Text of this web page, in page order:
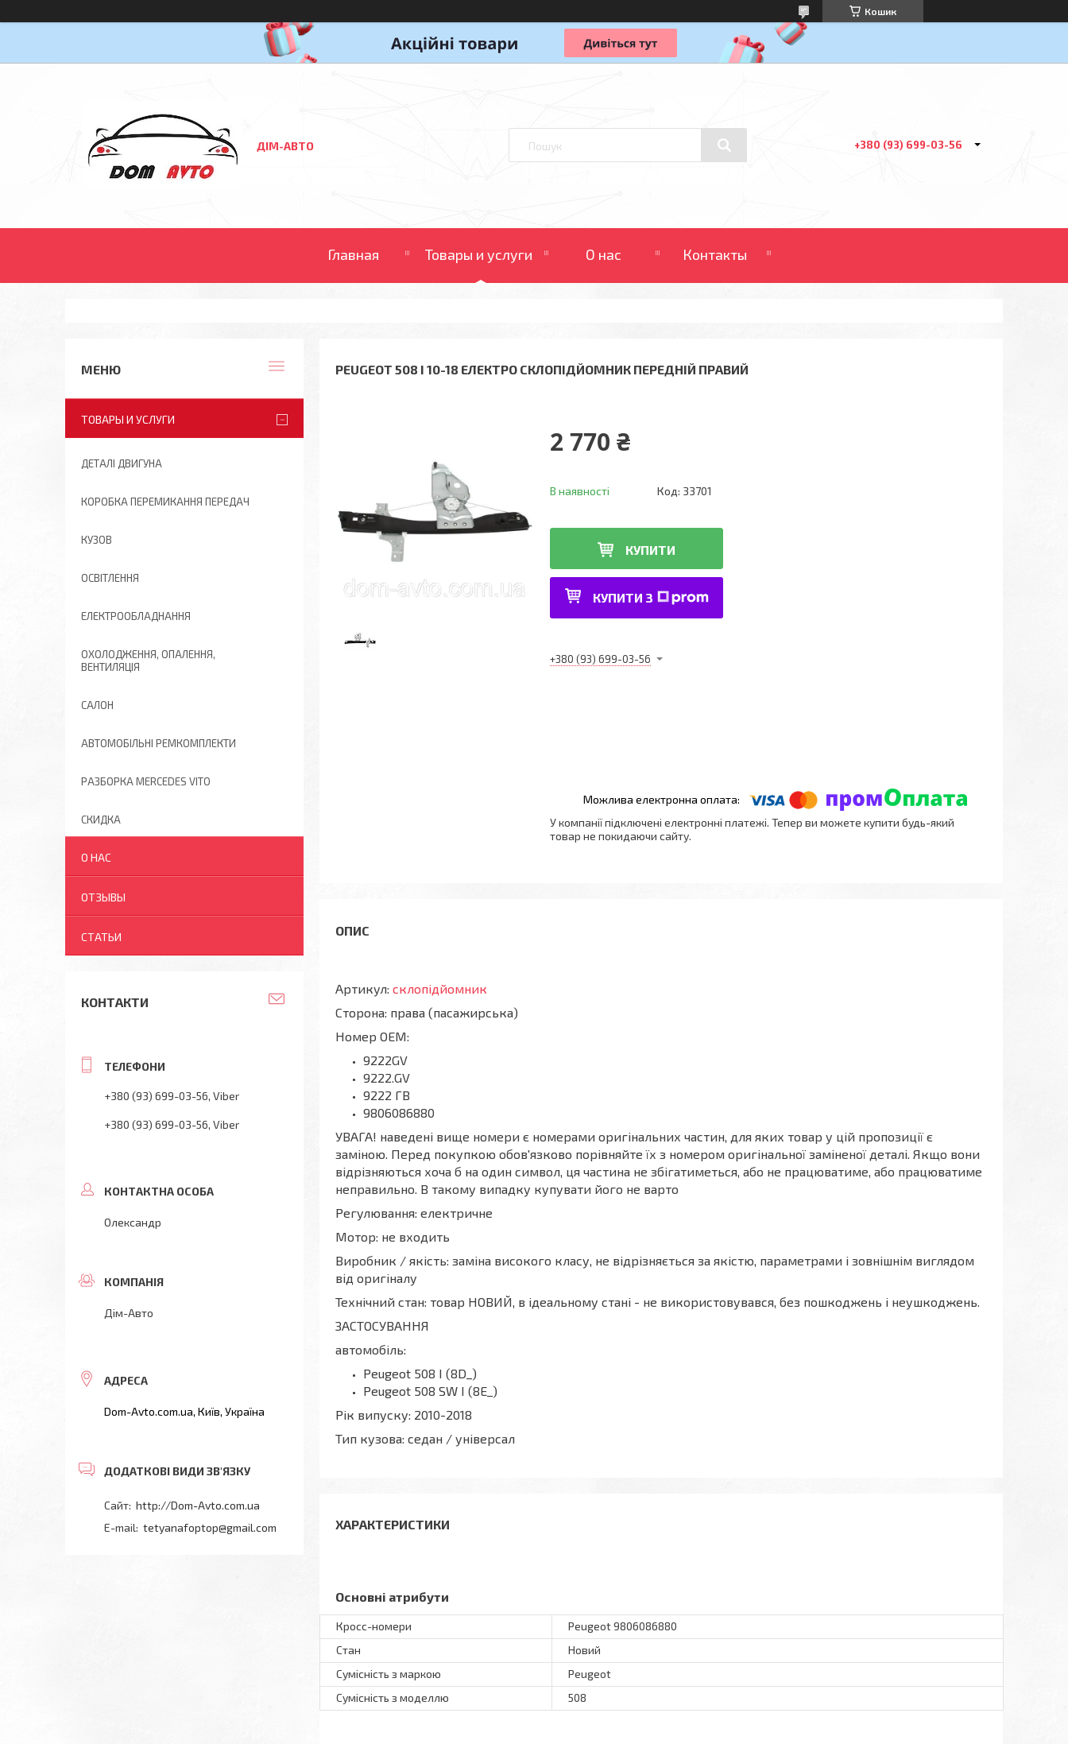
Кошик
ДІМ-АВТО +380 (93) 699-03-56
Главная Товары и услуги О нас Контакты
PEUGEOT 508 І 10-18 ЕЛЕКТРО СКЛОПІДЙОМНИК ПЕРЕДНІЙ ПРАВИЙ
2 770 ₴
В наявності Код: 33701
КУПИТИ
КУПИТИ З
+380 (93) 699-03-56
У компанії підключені електронні платежі. Тепер ви можете купити будь-який
товар не покидаючи сайту.
Артикул: склопідйомник
Сторона: права (пасажирська)
Номер OEM:
9222GV
9222.GV
9222 ГВ
9806086880
УВАГА! наведені вище номери є номерами оригінальних частин, для яких товар у цій пропозиції є
заміною. Перед покупкою обов'язково порівняйте їх з номером оригінальної заміненої деталі. Якщо вони
відрізняються хоча б на один символ, ця частина не збігатиметься, або не працюватиме, або працюватиме
неправильно. В такому випадку купувати його не варто
Регулювання: електричне
Мотор: не входить
Виробник / якість: заміна високого класу, не відрізняється за якістю, параметрами і зовнішнім виглядом
від оригіналу
Технічний стан: товар НОВИЙ, в ідеальному стані - не використовувався, без пошкоджень і неушкоджень.
ЗАСТОСУВАННЯ
автомобіль:
Peugeot 508 I (8D_)
Peugeot 508 SW I (8E_)
Рік випуску: 2010-2018
Тип кузова: седан / універсал
ХАРАКТЕРИСТИКИ
Основні атрибути
Кросс-номери
Peugeot 9806086880
Стан
Новий
Сумісність з маркою
Peugeot
Сумісність з моделлю
508
ТОВАРЫ И УСЛУГИ
ДЕТАЛІ ДВИГУНА
КОРОБКА ПЕРЕМИКАННЯ ПЕРЕДАЧ
КУЗОВ
ОСВІТЛЕННЯ
ЕЛЕКТРООБЛАДНАННЯ
ОХОЛОДЖЕННЯ, ОПАЛЕННЯ,
ВЕНТИЛЯЦІЯ
САЛОН
АВТОМОБІЛЬНІ РЕМКОМПЛЕКТИ
РАЗБОРКА MERCEDES VITO
СКИДКА
О НАС
ОТЗЫВЫ
СТАТЬИ
КОНТАКТИ
+380 (93) 699-03-56 Viber
+380 (93) 699-03-56 Viber
Олександр
Дім-Авто
Dom-Avto.com.ua, Київ, Україна
http://Dom-Avto.com.ua
tetyanafoptop@gmail.com